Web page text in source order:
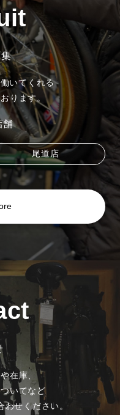
いてくれる
ります。
舗
尾道店
在庫、
いてなど
せください。